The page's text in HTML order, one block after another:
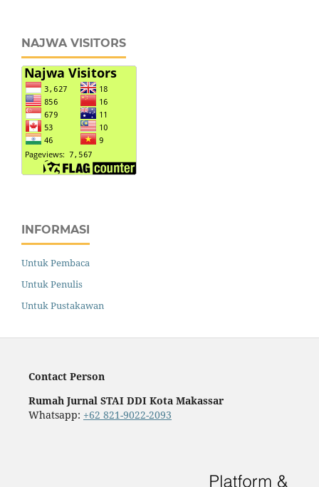
NAJWA VISITORS
INFORMASI
Untuk Pembaca
Untuk Penulis
Untuk Pustakawan
Contact Person
Rumah Jurnal STAI DDI Kota Makassar
Whatsapp: +62 821-9022-2093